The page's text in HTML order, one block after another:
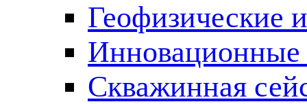
Геофизические
Инновационные
Скважинная